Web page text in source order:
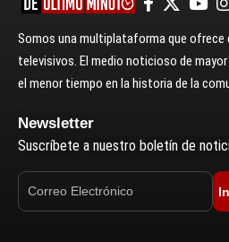
Newsletter
Suscríbete a nuestro boletín de